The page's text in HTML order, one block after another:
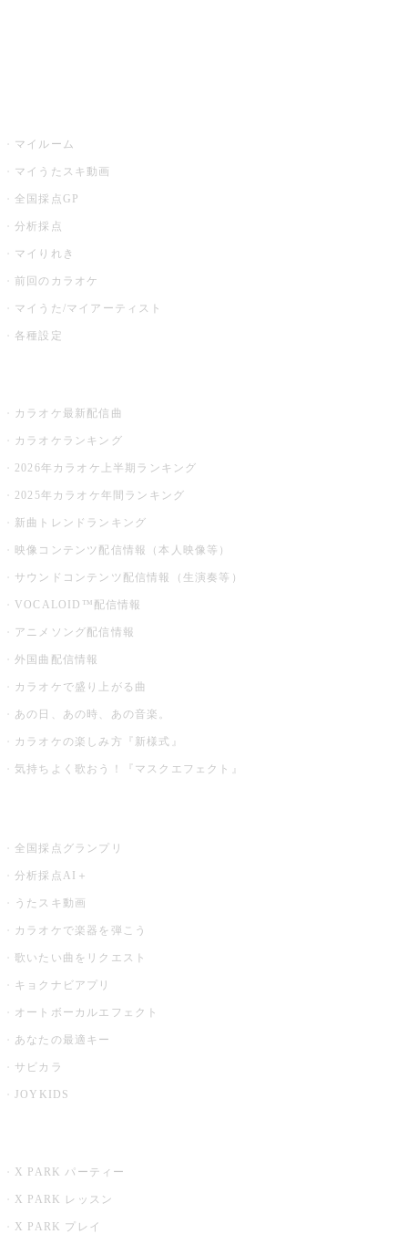
マイルーム
マイうたスキ動画
全国採点GP
分析採点
マイりれき
前回のカラオケ
マイうた/マイアーティスト
各種設定
カラオケ最新配信曲
カラオケランキング
2026年カラオケ上半期ランキング
2025年カラオケ年間ランキング
新曲トレンドランキング
映像コンテンツ配信情報（本人映像等）
サウンドコンテンツ配信情報（生演奏等）
VOCALOID™配信情報
アニメソング配信情報
外国曲配信情報
カラオケで盛り上がる曲
あの日、あの時、あの音楽。
カラオケの楽しみ方『新様式』
気持ちよく歌おう！『マスクエフェクト』
全国採点グランプリ
分析採点AI＋
うたスキ動画
カラオケで楽器を弾こう
歌いたい曲をリクエスト
キョクナビアプリ
オートボーカルエフェクト
あなたの最適キー
サビカラ
JOYKIDS
X PARK パーティー
X PARK レッスン
X PARK プレイ